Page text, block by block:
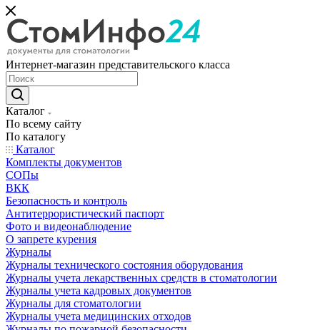
Интернет-магазин представительского класса
Каталог
По всему сайту
По каталогу
Каталог
Комплекты документов
СОПы
ВКК
Безопасность и контроль
Антитеррористический паспорт
Фото и видеонаблюдение
О запрете курения
Журналы
Журналы технического состояния оборудования
Журналы учета лекарственных средств в стоматологии
Журналы учета кадровых документов
Журналы для стоматологии
Журналы учета медицинских отходов